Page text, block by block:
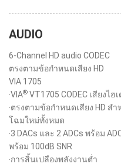
AUDIO
6-Channel HD audio CODEC
ตรงตามข้อกำหนดเสียง HD
VIA 1705
‧VIA® VT1705 CODEC เสียง
‧ตรงตามข้อกำหนดเสียง HD ส
โฉมใหม่ทั้งหมด
‧3 DACs และ 2 ADCs พร้อม
พร้อม 100dB SNR
‧การสิ้นเปลืองพลังงานต่ำ